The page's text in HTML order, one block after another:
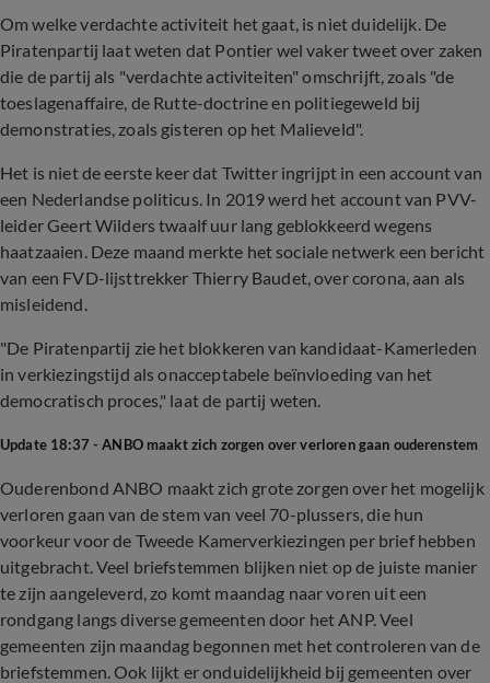
Om welke verdachte activiteit het gaat, is niet duidelijk. De
Piratenpartij laat weten dat Pontier wel vaker tweet over zaken
die de partij als "verdachte activiteiten" omschrijft, zoals "de
toeslagenaffaire, de Rutte-doctrine en politiegeweld bij
demonstraties, zoals gisteren op het Malieveld".
Het is niet de eerste keer dat Twitter ingrijpt in een account van
een Nederlandse politicus. In 2019 werd het account van PVV-
leider Geert Wilders twaalf uur lang geblokkeerd wegens
haatzaaien. Deze maand merkte het sociale netwerk een bericht
van een FVD-lijsttrekker Thierry Baudet, over corona, aan als
misleidend.
"De Piratenpartij zie het blokkeren van kandidaat-Kamerleden
in verkiezingstijd als onacceptabele beïnvloeding van het
democratisch proces," laat de partij weten.
Update 18:37 - ANBO maakt zich zorgen over verloren gaan ouderenstem
Ouderenbond ANBO maakt zich grote zorgen over het mogelijk
verloren gaan van de stem van veel 70-plussers, die hun
voorkeur voor de Tweede Kamerverkiezingen per brief hebben
uitgebracht. Veel briefstemmen blijken niet op de juiste manier
te zijn aangeleverd, zo komt maandag naar voren uit een
rondgang langs diverse gemeenten door het ANP. Veel
gemeenten zijn maandag begonnen met het controleren van de
briefstemmen. Ook lijkt er onduidelijkheid bij gemeenten over